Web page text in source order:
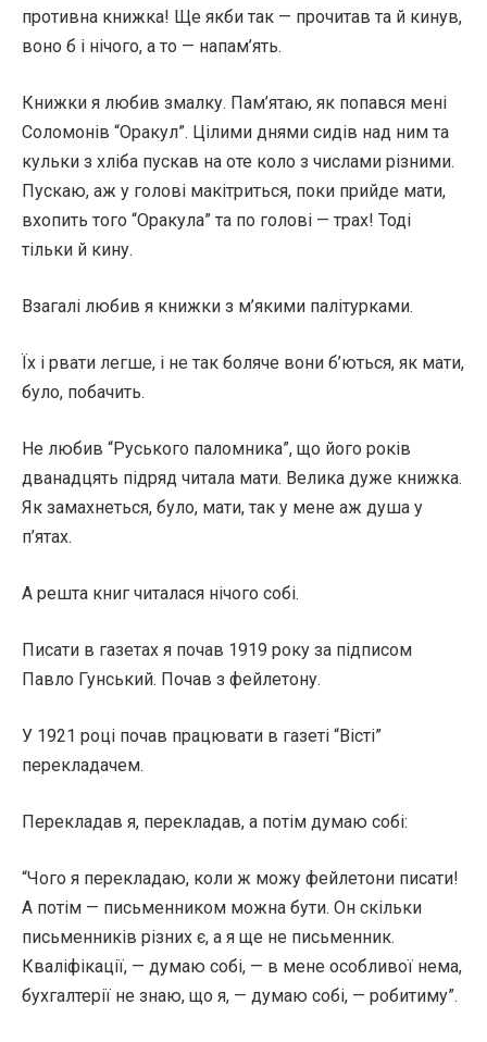
противна книжка! Ще якби так — прочитав та й кинув,
воно б і нічого, а то — напам’ять.
Книжки я любив змалку. Пам’ятаю, як попався мені
Соломонів “Оракул”. Цілими днями сидів над ним та
кульки з хліба пускав на оте коло з числами різними.
Пускаю, аж у голові макітриться, поки прийде мати,
вхопить того “Оракула” та по голові — трах! Тоді
тільки й кину.
Взагалі любив я книжки з м’якими палітурками.
Їх і рвати легше, і не так боляче вони б’ються, як мати,
було, побачить.
Не любив “Руського паломника”, що його років
дванадцять підряд читала мати. Велика дуже книжка.
Як замахнеться, було, мати, так у мене аж душа у
п’ятах.
А решта книг читалася нічого собі.
Писати в газетах я почав 1919 року за підписом
Павло Гунський. Почав з фейлетону.
У 1921 році почав працювати в газеті “Вісті”
перекладачем.
Перекладав я, перекладав, а потім думаю собі:
“Чого я перекладаю, коли ж можу фейлетони писати!
А потім — письменником можна бути. Он скільки
письменників різних є, а я ще не письменник.
Кваліфікації, — думаю собі, — в мене особливої нема,
бухгалтерії не знаю, що я, — думаю собі, — робитиму”.